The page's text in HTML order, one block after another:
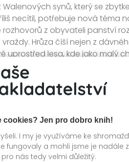
cookies? Jen pro dobro knih!
I my je využíváme ke
fungovaly a mohli jsme je nadále
nás tedy velmi důležitý.
Walenových synů, který se
necítil, potřebuje nová
z obyvateli panství
Hrůza číší nejen z
uprostřed lesa, kde jako malý
temných, nepoužívaných
nevlídném prostředí
záhadného rodu náleží,